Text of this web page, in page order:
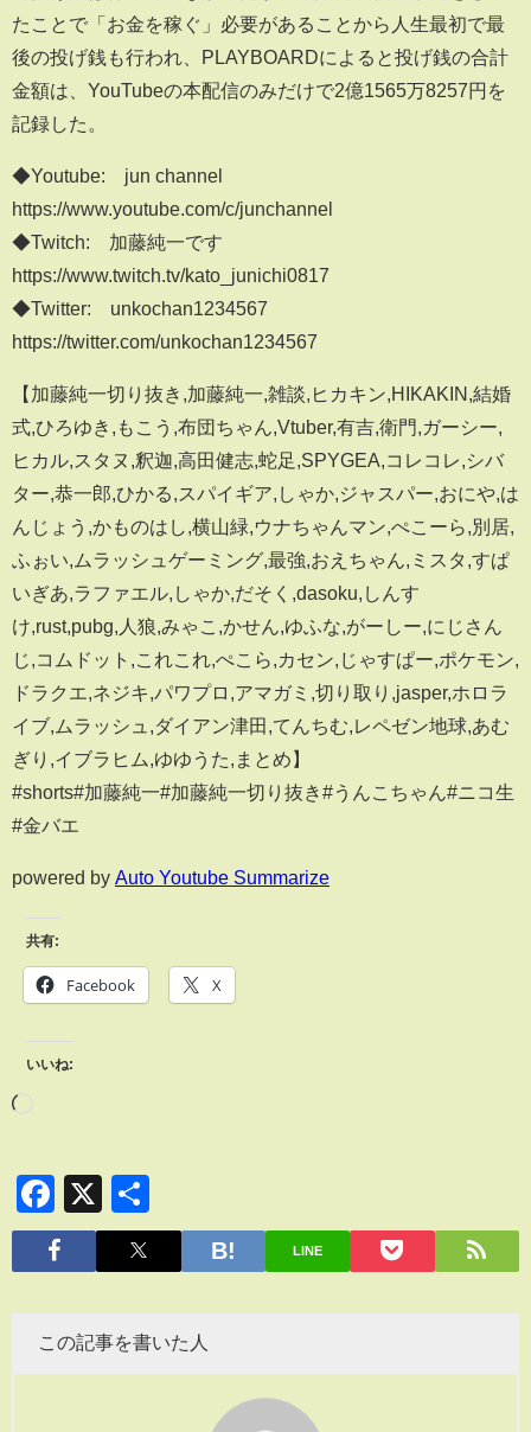
たことで「お金を稼ぐ」必要があることから人生最初で最
後の投げ銭も行われ、PLAYBOARDによると投げ銭の合計
金額は、YouTubeの本配信のみだけで2億1565万8257円を
記録した。
◆Youtube: jun channel
https://www.youtube.com/c/junchannel
◆Twitch: 加藤純一です
https://www.twitch.tv/kato_junichi0817
◆Twitter: unkochan1234567
https://twitter.com/unkochan1234567
【加藤純一切り抜き,加藤純一,雑談,ヒカキン,HIKAKIN,結婚
式,ひろゆき,もこう,布団ちゃん,Vtuber,有吉,衛門,ガーシー,
ヒカル,スタヌ,釈迦,高田健志,蛇足,SPYGEA,コレコレ,シバ
ター,恭一郎,ひかる,スパイギア,しゃか,ジャスパー,おにや,は
んじょう,かものはし,横山緑,ウナちゃんマン,ぺこーら,別居,
ふぉい,ムラッシュゲーミング,最強,おえちゃん,ミスタ,すぱ
いぎあ,ラファエル,しゃか,だそく,dasoku,しんす
け,rust,pubg,人狼,みゃこ,かせん,ゆふな,がーしー,にじさん
じ,コムドット,これこれ,ぺこら,カセン,じゃすぱー,ポケモン,
ドラクエ,ネジキ,パワプロ,アマガミ,切り取り,jasper,ホロラ
イブ,ムラッシュ,ダイアン津田,てんちむ,レペゼン地球,あむ
ぎり,イブラヒム,ゆゆうた,まとめ】
#shorts#加藤純一#加藤純一切り抜き#うんこちゃん#ニコ生
#金バエ
powered by Auto Youtube Summarize
共有:
Facebook X
いいね:
Facebook
X
有
LINE
この記事を書いた人